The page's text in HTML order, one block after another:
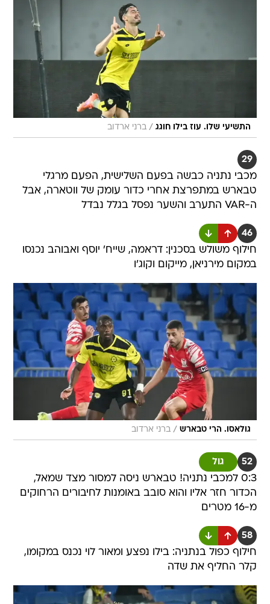
התשיעי שלו. עוז בילו חוגג / ברני ארדוב
29
מכבי נתניה כבשה בפעם השלישית, הפעם מרגלי
טבארש במתפרצת אחרי כדור עומק של ווטארה, אבל
ה-VAR התערב והשער נפסל בגלל נבדל
46
חילוף משולש בסכנין: דראמה, שייח' יוסף ואבוהב נכנסו
במקום מירניאן, מייקום וקוג'ו
גולאסו. הרי טבארש / ברני ארדוב
52 גול
0:3 למכבי נתניה! טבארש ניסה למסור מצד שמאל,
הכדור חזר אליו והוא סובב באומנות לחיבורים הרחוקים
מ-16 מטרים
58
חילוף כפול בנתניה: בילו נפצע ומאור לוי נכנס במקומו,
קלר החליף את שדה